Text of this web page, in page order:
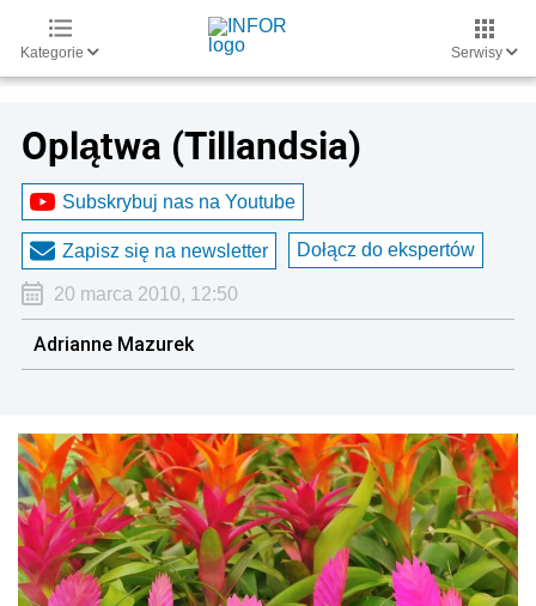
Kategorie Serwisy
Oplątwa (Tillandsia)
Subskrybuj nas na Youtube
Zapisz się na newsletter Dołącz do ekspertów
20 marca 2010, 12:50
Adrianne Mazurek